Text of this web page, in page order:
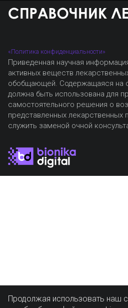
«Политика конфиденциальности»
Приведенная научная
активных веществ
обобщающей. Содержащаяся на
должна быть использована для
самостоятельного решения о
представленных лекарственных
служить заменой очной
Продолжая использовать наш